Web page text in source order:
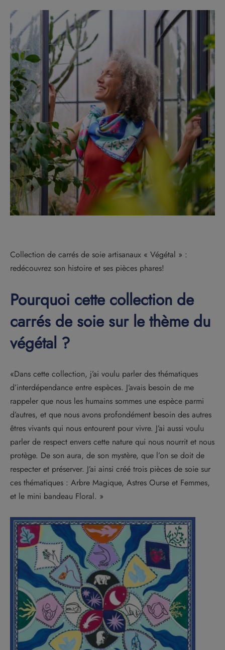
Collection de carrés de soie artisanaux « Végétal » :
redécouvrez son histoire et ses pièces phares!
Pourquoi cette collection de
carrés de soie sur le thème du
végétal ?
«Dans cette collection, j’ai voulu parler des thématiques
d’interdépendance entre espèces. J’avais besoin de me
rappeler que nous les humains sommes une espèce parmi
d’autres, et que nous avons profondément besoin des autres
êtres vivants qui nous entourent pour vivre. J’ai aussi voulu
parler de respect envers cette nature qui nous nourrit et nous
protège. De son aura, de son mystère, que l’on se doit de
respecter et préserver. J’ai ainsi créé trois pièces de soie sur
ces thématiques : Arbre Magique, Astres Ourse et Femmes,
et le mini bandeau Floral. »